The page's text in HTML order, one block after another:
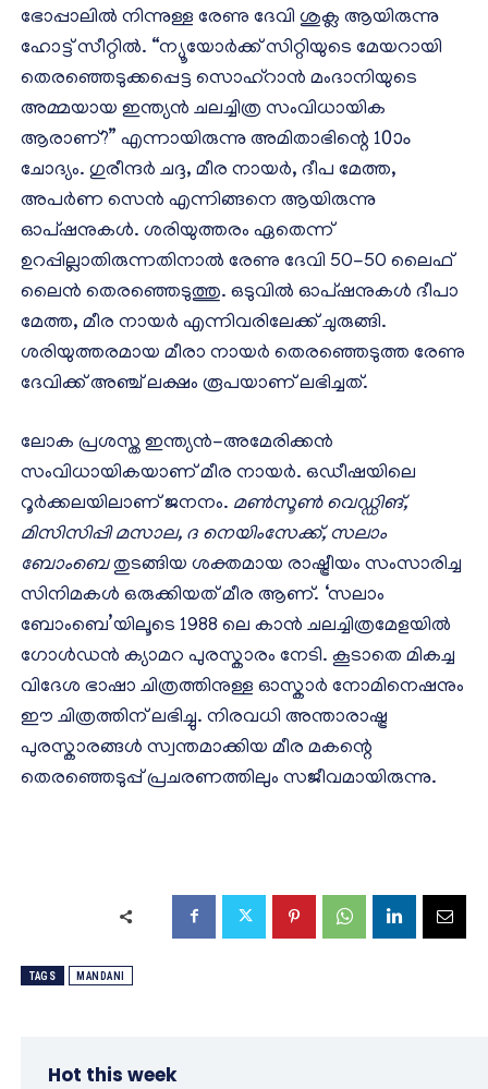
ഭോപ്പാലിൽ നിന്നുള്ള രേണു ദേവി ശുക്ല ആയിരുന്നു
ഹോട്ട് സീറ്റിൽ. “ന്യൂയോർക്ക് സിറ്റിയുടെ മേയറായി
തെരഞ്ഞെടുക്കപ്പെട്ട സൊഹ്‌റാൻ മംദാനിയുടെ
അമ്മയായ ഇന്ത്യൻ ചലച്ചിത്ര സംവിധായിക
ആരാണ്?” എന്നായിരുന്നു അമിതാഭിന്റെ 10ാം
ചോദ്യം. ഗുരീന്ദർ ചദ്ദ, മീര നായർ, ദീപ മേത്ത,
അപർണ സെൻ എന്നിങ്ങനെ ആയിരുന്നു
ഓപ്ഷനുകൾ. ശരിയുത്തരം ഏതെന്ന്
ഉറപ്പില്ലാതിരുന്നതിനാൽ രേണു ദേവി 50-50 ലൈഫ്
ലൈൻ തെരഞ്ഞെടുത്തു. ഒടുവിൽ ഓപ്ഷനുകൾ ദീപാ
മേത്ത, മീര നായർ എന്നിവരിലേക്ക് ചുരുങ്ങി.
ശരിയുത്തരമായ മീരാ നായർ തെരഞ്ഞെടുത്ത രേണു
ദേവിക്ക് അഞ്ച് ലക്ഷം രൂപയാണ് ലഭിച്ചത്.
ലോക പ്രശസ്ത ഇന്ത്യൻ-അമേരിക്കൻ
സംവിധായികയാണ് മീര നായർ. ഒഡീഷയിലെ
റൂർക്കലയിലാണ് ജനനം. മൺസൂൺ വെഡ്ഡിങ്,
മിസിസിപ്പി മസാല, ദ നെയിംസേക്ക്, സലാം
ബോംബെതുടങ്ങിയ ശക്തമായ രാഷ്ട്രീയം സംസാരിച്ച
സിനിമകൾ ഒരുക്കിയത് മീര ആണ്. ‘സലാം
ബോംബെ’യിലൂടെ 1988 ലെ കാൻ ചലച്ചിത്രമേളയിൽ
ഗോൾഡൻ ക്യാമറ പുരസ്കാരം നേടി. കൂടാതെ മികച്ച
വിദേശ ഭാഷാ ചിത്രത്തിനുള്ള ഓസ്കാർ നോമിനെഷനും
ഈ ചിത്രത്തിന് ലഭിച്ചു. നിരവധി അന്താരാഷ്ട്ര
പുരസ്കാരങ്ങൾ സ്വന്തമാക്കിയ മീര മകന്റെ
തെരഞ്ഞെടുപ്പ് പ്രചരണത്തിലും സജീവമായിരുന്നു.
TAGS MANDANI
Hot this week